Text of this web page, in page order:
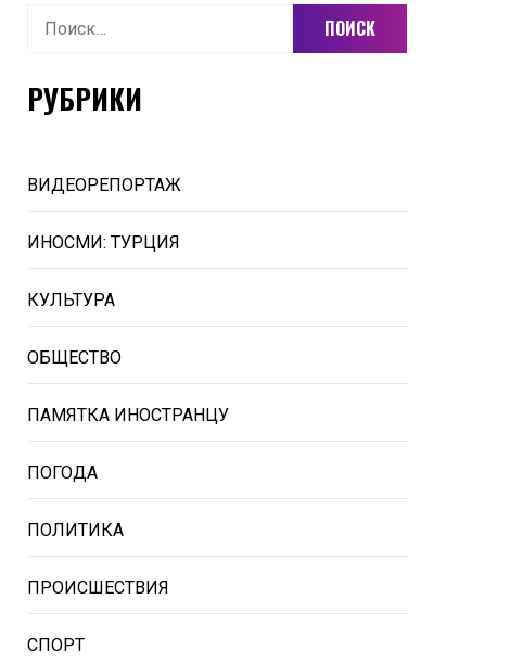
Найти:
РУБРИКИ
ВИДЕОРЕПОРТАЖ
ИНОСМИ: ТУРЦИЯ
КУЛЬТУРА
ОБЩЕСТВО
ПАМЯТКА ИНОСТРАНЦУ
ПОГОДА
ПОЛИТИКА
ПРОИСШЕСТВИЯ
СПОРТ